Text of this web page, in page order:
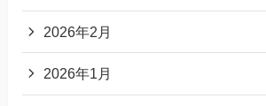
2026年2月
2026年1月